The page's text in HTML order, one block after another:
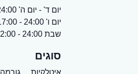
יום ד' - יום ה' 24:00 - 19:00
יום ו' 24:00 - 17:00
שבת 24:00 - 12:00
סוגים